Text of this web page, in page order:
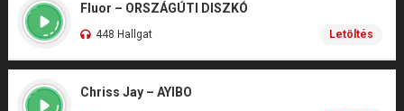
Fluor – ORSZÁGÚTI DISZKÓ
448 Hallgat Letöltés
Chriss Jay – AYIBO